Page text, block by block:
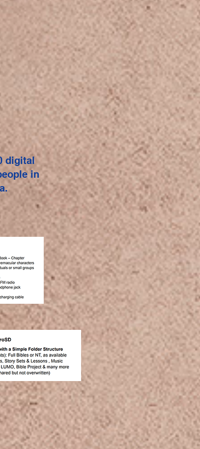
digital
in